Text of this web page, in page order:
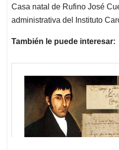
Casa natal de Rufino José
administrativa del Instituto
También le puede interesar: